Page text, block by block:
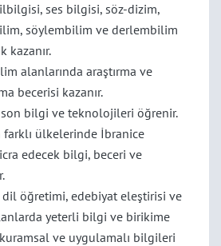
ses bilgisi, söz-dizim,
söylembilim ve derlembilim
kazanır.
alanlarında araştırma ve
becerisi kazanır.
bilgi ve teknolojileri öğrenir.
farklı ülkelerinde İbranice
edecek bilgi, beceri ve
dil öğretimi, edebiyat eleştirisi ve
yeterli bilgi ve birikime
ve uygulamalı bilgileri